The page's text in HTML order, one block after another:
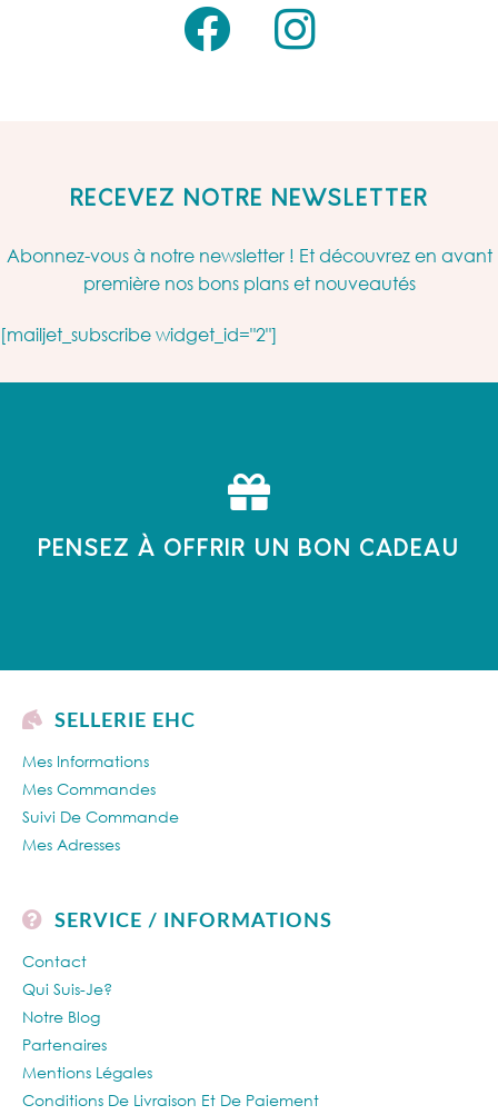
RECEVEZ NOTRE NEWSLETTER
Abonnez-vous à notre newsletter ! Et découvrez en avant
première nos bons plans et nouveautés
[mailjet_subscribe widget_id="2"]
PENSEZ À OFFRIR UN BON CADEAU
SELLERIE EHC
Mes Informations
Mes Commandes
Suivi De Commande
Mes Adresses
SERVICE / INFORMATIONS
Contact
Qui Suis-Je?
Notre Blog
Partenaires
Mentions Légales
Conditions De Livraison Et De Paiement